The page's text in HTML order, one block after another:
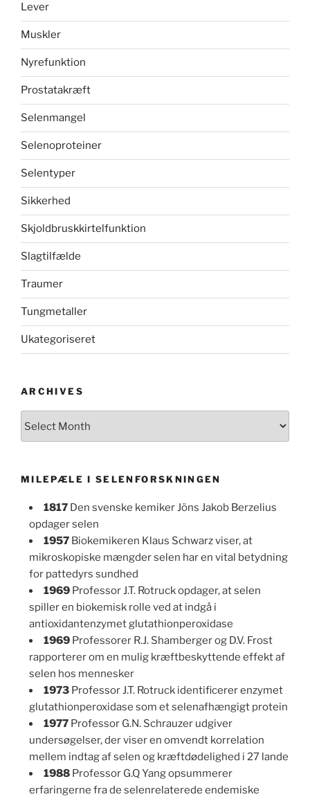
Lever
Muskler
Nyrefunktion
Prostatakræft
Selenmangel
Selenoproteiner
Selentyper
Sikkerhed
Skjoldbruskkirtelfunktion
Slagtilfælde
Traumer
Tungmetaller
Ukategoriseret
ARCHIVES
MILEPÆLE I SELENFORSKNINGEN
1817 Den svenske kemiker Jöns Jakob Berzelius
opdager selen
1957 Biokemikeren Klaus Schwarz viser, at
mikroskopiske mængder selen har en vital betydning
for pattedyrs sundhed
1969 Professor J.T. Rotruck opdager, at selen
spiller en biokemisk rolle ved at indgå i
antioxidantenzymet glutathionperoxidase
1969 Professorer R.J. Shamberger og D.V. Frost
rapporterer om en mulig kræftbeskyttende effekt af
selen hos mennesker
1973 Professor J.T. Rotruck identificerer enzymet
glutathionperoxidase som et selenafhængigt protein
1977 Professor G.N. Schrauzer udgiver
undersøgelser, der viser en omvendt korrelation
mellem indtag af selen og kræftdødelighed i 27 lande
1988 Professor G.Q Yang opsummerer
erfaringerne fra de selenrelaterede endemiske